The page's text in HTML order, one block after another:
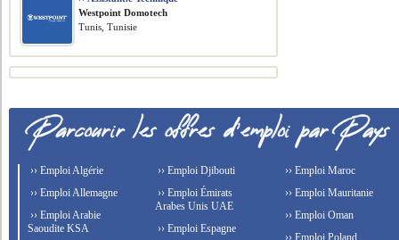
Westpoint Domotech
Tunis, Tunisie
›› Emploi Algérie
›› Emploi Allemagne
›› Emploi Arabie
Saoudite KSA
›› Emploi Djibouti
›› Emploi Émirats
Arabes Unis UAE
›› Emploi Espagne
›› Emploi Maroc
›› Emploi Mauritanie
›› Emploi Oman
›› Emploi Poland